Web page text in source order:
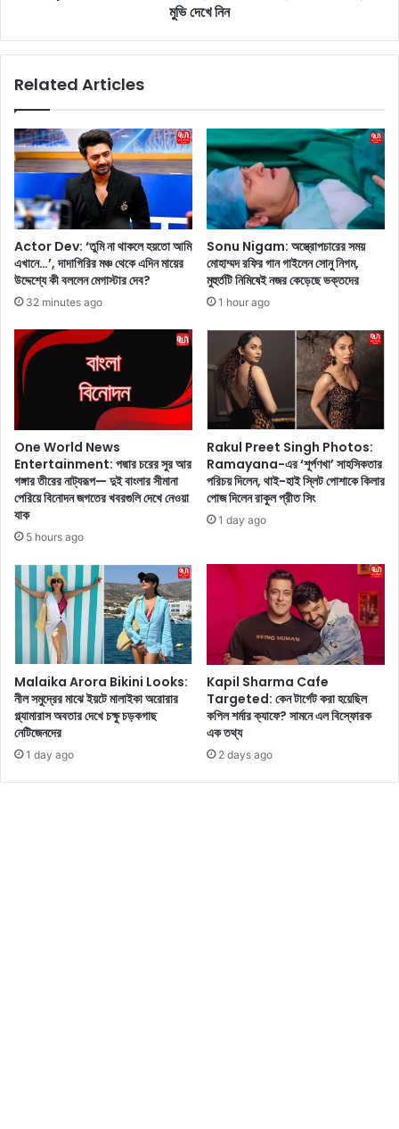
স্ম
ণ
তাঁ
র
জ
ন্ম
বা
র্ষি
কী
তে
এ
ম
ন
লি
লে
ন
দ্ধি
মা
কা
পু
র
দে
খে
s
টি
টি
প্ল্যা
ট
ফ
দে
খা
জ
ন্য
সে
রা
টি
র
হ
স্যে
র
মু
ভি
দে
নি
ন
মুভি দেখে নিন
Related Articles
Actor Dev: ‘তুমি না থাকলে হয়তো আমি
এখানে…’, দাদাগিরির মঞ্চ থেকে এদিন মায়ের
উদ্দেশ্যে কী বললেন মেগাস্টার দেব?
32 minutes ago
Sonu Nigam: অস্ত্রোপচারের সময়
মোহাম্মদ রফির গান গাইলেন সোনু নিগম,
মুহুর্তটি নিমিষেই নজর কেড়েছে ভক্তদের
1 hour ago
One World News
Entertainment: পদ্মার চরের সুর আর
গঙ্গার তীরের নাট্যরূপ— দুই বাংলার সীমানা
পেরিয়ে বিনোদন জগতের খবরগুলি দেখে নেওয়া
যাক
5 hours ago
Rakul Preet Singh Photos:
Ramayana-এর ‘শূর্পণখা’ সাহসিকতার
পরিচয় দিলেন, থাই-হাই স্লিট পোশাকে কিলার
পোজ দিলেন রাকুল প্রীত সিং
1 day ago
Malaika Arora Bikini Looks:
নীল সমুদ্রের মাঝে ইয়টে মালাইকা অরোরার
গ্ল্যামারাস অবতার দেখে চক্ষু চড়কগাছ
নেটিজেনদের
1 day ago
Kapil Sharma Cafe
Targeted: কেন টার্গেট করা হয়েছিল
কপিল শর্মার ক্যাফে? সামনে এল বিস্ফোরক
এক তথ্য
2 days ago